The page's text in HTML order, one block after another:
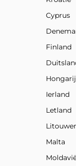
Cyprus
Finland
Ierland
Letland
Malta